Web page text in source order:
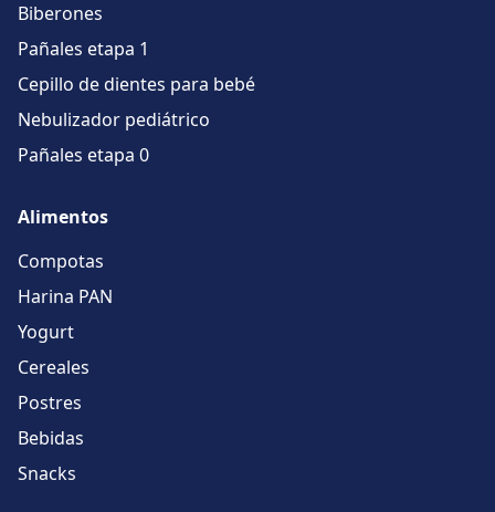
Biberones
Pañales etapa 1
Cepillo de dientes para bebé
Nebulizador pediátrico
Pañales etapa 0
Alimentos
Compotas
Harina PAN
Yogurt
Cereales
Postres
Bebidas
Snacks